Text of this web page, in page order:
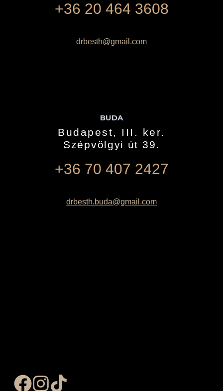
+36 20 464 3608
drbesth@gmail.com
BUDA
Budapest, III. ker.
Szépvölgyi út 39.
+36 70 407 2427
drbesth.buda@gmail.com